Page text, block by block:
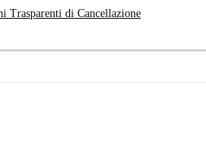
Trasparenti di Cancellazione